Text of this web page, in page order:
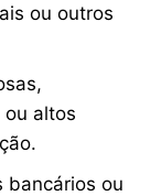
ou outros
ou altos
bancários ou